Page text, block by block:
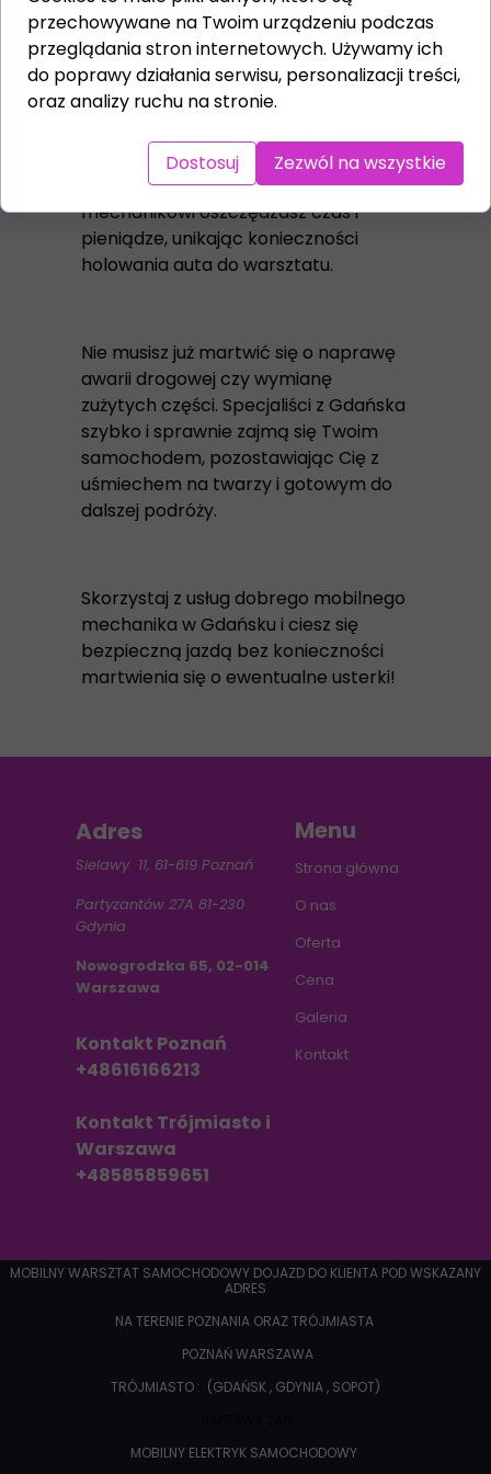
W Gdańsku możesz skorzystać z usług
wykwalifikowanych specjalistów,
miejsce i naprawią Twój pojazd na
miejscu. Dzięki mobilnemu
mechanikowi oszczędzasz czas i
pieniądze, unikając konieczności
holowania auta do warsztatu.
Nie musisz już martwić się o naprawę
awarii drogowej czy wymianę
zużytych części. Specjaliści z Gdańska
szybko i sprawnie zajmą się Twoim
samochodem, pozostawiając Cię z
uśmiechem na twarzy i gotowym do
dalszej podróży.
Skorzystaj z usług dobrego mobilnego
mechanika w Gdańsku i ciesz się
bezpieczną jazdą bez konieczności
martwienia się o ewentualne usterki!
Adres
Sielawy 11, 61-619 Poznań
Partyzantów 27A 81-230
Gdynia
Nowogrodzka 65, 02-014
Warszawa
Kontakt Poznań
+48616166213
Kontakt Trójmiasto i
Warszawa
+48585859651
Menu
Strona główna
O nas
Oferta
Cena
Galeria
Kontakt
MOBILNY WARSZTAT SAMOCHODOWY DOJAZD DO KLIENTA POD WSKAZANY
ADRES
NA TERENIE POZNANIA ORAZ TRÓJMIASTA
POZNAŃ WARSZAWA
TRÓJMIASTO : (GDAŃSK , GDYNIA , SOPOT)
MOBILNY ELEKTRYK SAMOCHODOWY
przechowywane na Twoim urządzeniu podczas
przeglądania stron internetowych. Używamy ich
do poprawy działania serwisu, personalizacji treści,
oraz analizy ruchu na stronie.
Dostosuj Zezwól na wszystkie